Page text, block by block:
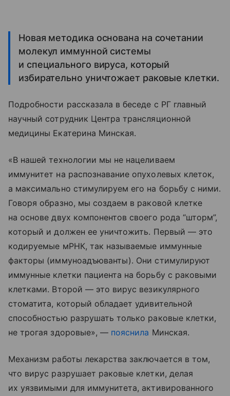
Новая методика основана на сочетании
молекул иммунной системы
и специального вируса, который
избирательно уничтожает раковые клетки.
Подробности рассказала в беседе с РГ главный
научный сотрудник Центра трансляционной
медицины Екатерина Минская.
«В нашей технологии мы не нацеливаем
иммунитет на распознавание опухолевых клеток,
а максимально стимулируем его на борьбу с ними.
Говоря образно, мы создаем в раковой клетке
на основе двух компонентов своего рода “шторм”,
который и должен ее уничтожить. Первый — это
кодируемые мРНК, так называемые иммунные
факторы (иммуноадъюванты). Они стимулируют
иммунные клетки пациента на борьбу с раковыми
клетками. Второй — это вирус везикулярного
стоматита, который обладает удивительной
способностью разрушать только раковые клетки,
не трогая здоровые», — пояснила Минская.
Механизм работы лекарства заключается в том,
что вирус разрушает раковые клетки, делая
их уязвимыми для иммунитета, активированного